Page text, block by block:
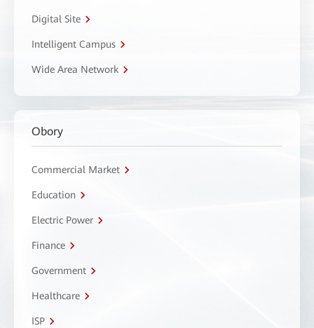
Digital Site
Intelligent Campus
Wide Area Network
Obory
Commercial Market
Education
Electric Power
Finance
Government
Healthcare
ISP